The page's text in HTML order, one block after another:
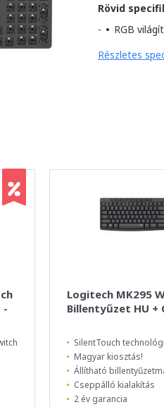
Rövid
- • RGB
Részletes
-
Logitech MK295
Billentyűzet HU +
SilentTouch
Magyar kiosztás!
Állítható
Cseppálló kialakítás
2 év garancia